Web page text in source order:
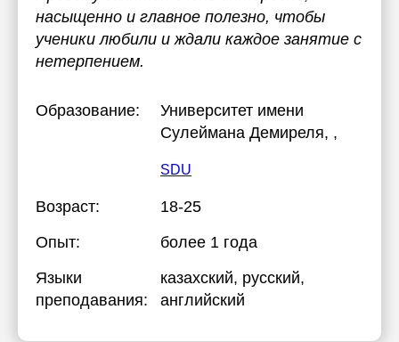
насыщенно и главное полезно, чтобы
ученики любили и ждали каждое занятие с
нетерпением.
Образование:
Университет имени
Сулеймана Демиреля, ,
SDU
Возраст:
18-25
Опыт:
более 1 года
Языки
преподавания:
казахский, русский,
английский